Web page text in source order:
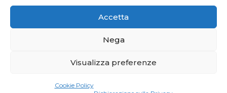
Accetta
Nega
Visualizza preferenze
Cookie Policy
© 2026. All Rights Reserved.